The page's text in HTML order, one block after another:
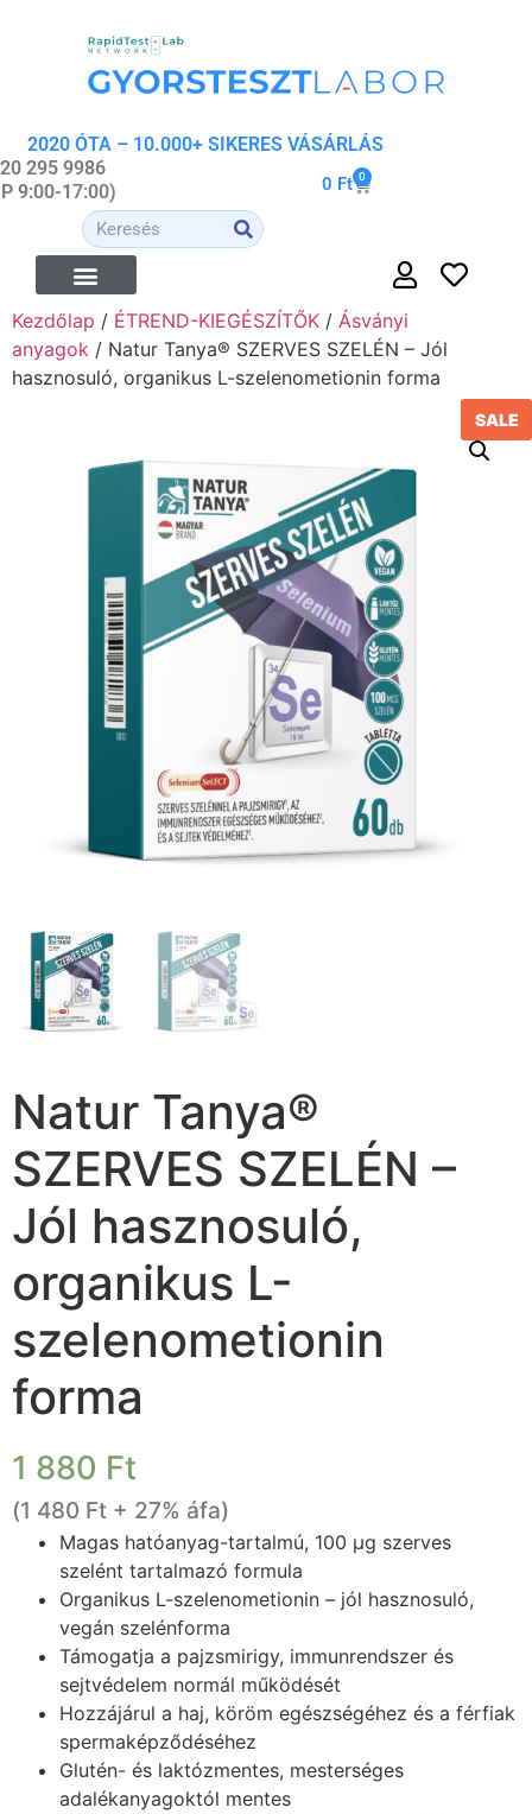
2020 ÓTA – 10.000+ SIKERES VÁSÁRLÁS
295 9986
9:00-17:00)
0 Ft 0
Kezdőlap / ÉTREND-KIEGÉSZÍTŐK / Ásványi
anyagok / Natur Tanya® SZERVES SZELÉN – Jól
hasznosuló, organikus L-szelenometionin forma
SALE
Natur Tanya®
SZERVES SZELÉN –
Jól hasznosuló,
organikus L-
szelenometionin
forma
1 880 Ft
(1 480 Ft + 27% áfa)
Magas hatóanyag-tartalmú, 100 µg szerves
szelént tartalmazó formula
Organikus L-szelenometionin – jól hasznosuló,
vegán szelénforma
Támogatja a pajzsmirigy, immunrendszer és
sejtvédelem normál működését
Hozzájárul a haj, köröm egészségéhez és a férfiak
spermaképződéséhez
Glutén- és laktózmentes, mesterséges
adalékanyagoktól mentes